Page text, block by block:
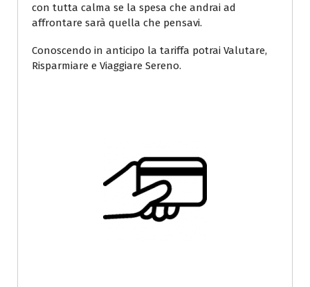
con tutta calma se la spesa che andrai ad
affrontare sarà quella che pensavi.
Conoscendo in anticipo la tariffa potrai Valutare,
Risparmiare e Viaggiare Sereno.